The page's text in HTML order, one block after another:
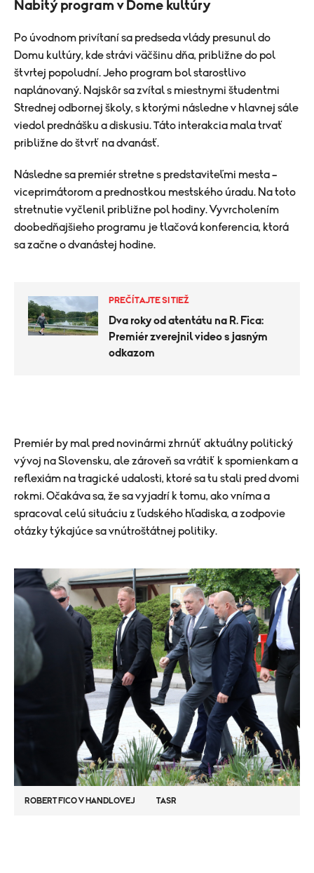
Nabitý program v Dome kultúry
Po úvodnom privítaní sa predseda vlády presunul do
Domu kultúry, kde strávi väčšinu dňa, približne do pol
štvrtej popoludní. Jeho program bol starostlivo
naplánovaný. Najskôr sa zvítal s miestnymi študentmi
Strednej odbornej školy, s ktorými následne v hlavnej sále
viedol prednášku a diskusiu. Táto interakcia mala trvať
približne do štvrť na dvanásť.
Následne sa premiér stretne s predstaviteľmi mesta –
viceprimátorom a prednostkou mestského úradu. Na toto
stretnutie vyčlenil približne pol hodiny. Vyvrcholením
doobedňajšieho programu je tlačová konferencia, ktorá
sa začne o dvanástej hodine.
PREČÍTAJTE SI TIEŽ
Dva roky od atentátu na R. Fica:
Premiér zverejnil video s jasným
odkazom
Premiér by mal pred novinármi zhrnúť aktuálny politický
vývoj na Slovensku, ale zároveň sa vrátiť k spomienkam a
reflexiám na tragické udalosti, ktoré sa tu stali pred dvomi
rokmi. Očakáva sa, že sa vyjadrí k tomu, ako vníma a
spracoval celú situáciu z ľudského hľadiska, a zodpovie
otázky týkajúce sa vnútroštátnej politiky.
ROBERT FICO V HANDLOVEJ TASR